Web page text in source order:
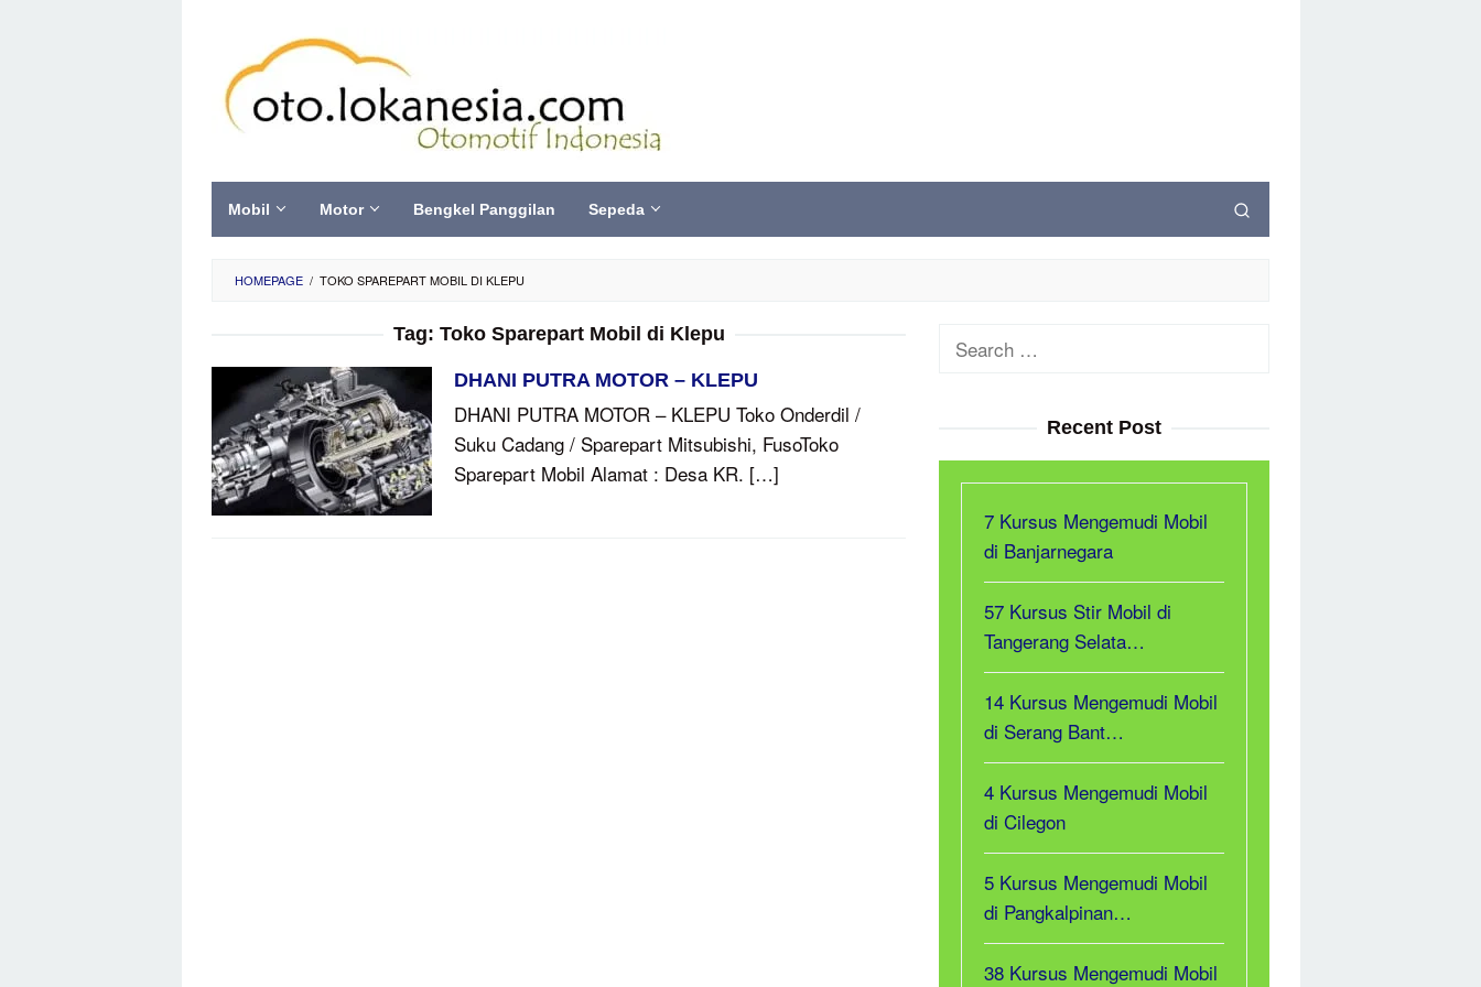
content
Mobil Motor Bengkel Panggilan Sepeda
HOMEPAGE / TOKO SPAREPART MOBIL DI KLEPU
Tag: Toko Sparepart Mobil di Klepu
DHANI PUTRA MOTOR – KLEPU
DHANI PUTRA MOTOR – KLEPU Toko Onderdil /
Suku Cadang / Sparepart Mitsubishi, FusoToko
Sparepart Mobil Alamat : Desa KR. […]
Search
Recent Post
7 Kursus Mengemudi Mobil
di Banjarnegara
57 Kursus Stir Mobil di
Tangerang Selata…
14 Kursus Mengemudi Mobil
di Serang Bant…
4 Kursus Mengemudi Mobil
di Cilegon
5 Kursus Mengemudi Mobil
di Pangkalpinan…
38 Kursus Mengemudi Mobil